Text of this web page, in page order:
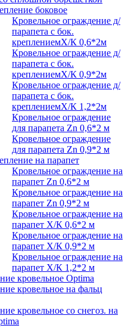
боковое
Кровельное ограждение д/
парапета с бок.
креплениемХ/К 0,6*2м
Кровельное ограждение д/
парапета с бок.
креплениемХ/К 0,9*2м
Кровельное ограждение д/
парапета с бок.
креплениемХ/К 1,2*2м
Кровельное ограждение
для парапета Zn 0,6*2 м
Кровельное ограждение
для парапета Zn 0,9*2 м
на парапет
Кровельное ограждение на
парапет Zn 0,6*2 м
Кровельное ограждение на
парапет Zn 0,9*2 м
Кровельное ограждение на
парапет Х/К 0,6*2 м
Кровельное ограждение на
парапет Х/К 0,9*2 м
Кровельное ограждение на
парапет Х/К 1,2*2 м
кровельное Optima
кровельное на фальц
кровельное со снегоз. на